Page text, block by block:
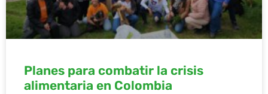
Planes para combatir la crisis
alimentaria en Colombia